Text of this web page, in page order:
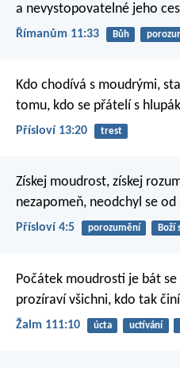
a nevystopovatelné jeho
Římanům 11:33 Bůh
Kdo chodívá s moudrými,
tomu, kdo se přátelí s
Přísloví 13:20 trest
Získej moudrost, získej
nezapomeň, neodchyl se od
Přísloví 4:5 porozumění Boží
Počátek moudrosti je bát
prozíraví všichni, kdo tak
Žalm 111:10 úcta uctívání